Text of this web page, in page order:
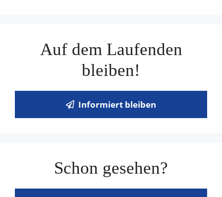
Auf dem Laufenden
bleiben!
Informiert bleiben
Schon gesehen?